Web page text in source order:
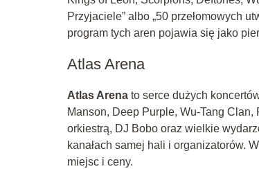
Przyjaciele” albo „50 przełomowych
program tych aren pojawia się jako
Atlas Arena
Atlas Arena to serce dużych
Manson, Deep Purple, Wu-Tang
orkiestrą, DJ Bobo oraz wielkie
kanałach samej hali i organizatorów.
miejsc i ceny.